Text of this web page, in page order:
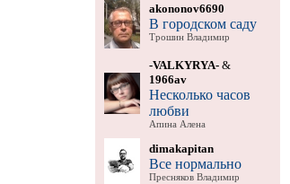
akononov6690
В городском саду
Трошин Владимир
-VALKYRYA-&
1966av
Несколько часов
любви
Апина Алена
dimakapitan
Все нормально
Пресняков Владимир